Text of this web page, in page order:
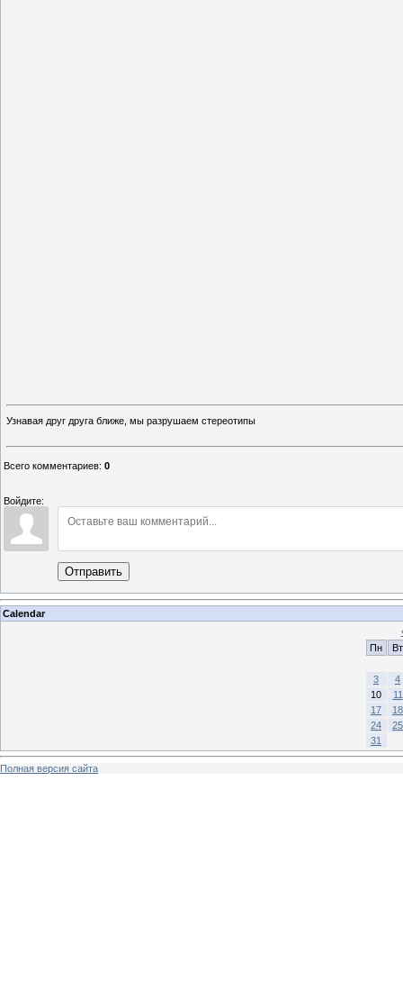
Узнавая друг друга ближе, мы разрушаем стереотипы
Всего комментариев: 0
Войдите:
Отправить
Calendar
Пн
Вт
3
4
10
11
17
18
24
25
31
Полная версия сайта